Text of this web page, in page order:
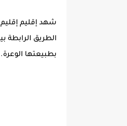
شهد إقليم
الطريق الرابطة
بطبيعتها الوعرة.